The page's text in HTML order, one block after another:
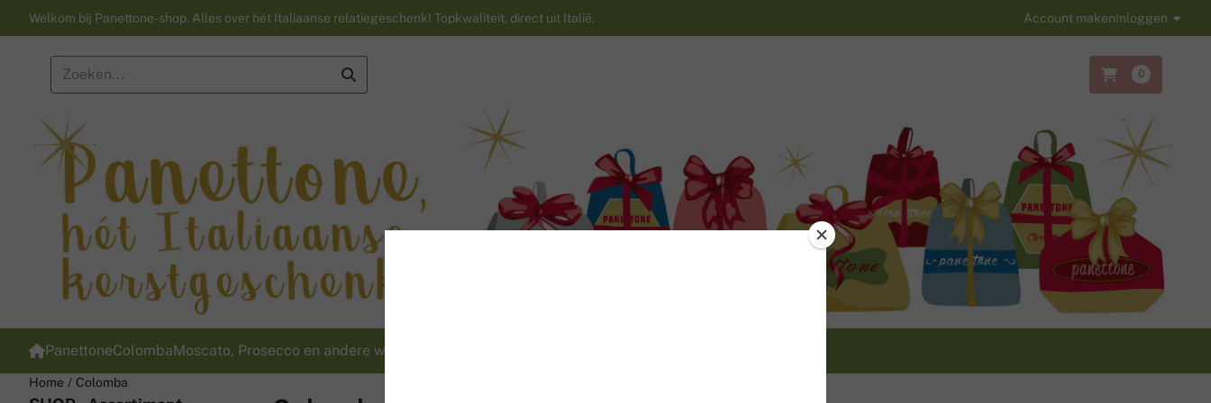
Cookievoorkeuren zijn momenteel gesloten.
Welkom bij Panettone-shop. Alles over hét Italiaanse relatiegeschenk! Topkwaliteit, direct uit Italië. Account makenInloggen
0
PanettoneColombaMoscato, Prosecco en andere wijn
Home / Colomba